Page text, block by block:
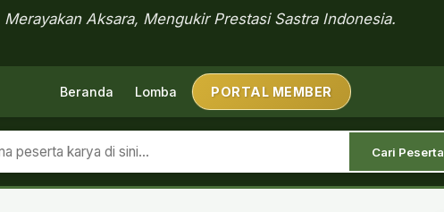
Merayakan Aksara, Mengukir Prestasi Sastra Indonesia.
Beranda Lomba PORTAL MEMBER
Cari Peserta